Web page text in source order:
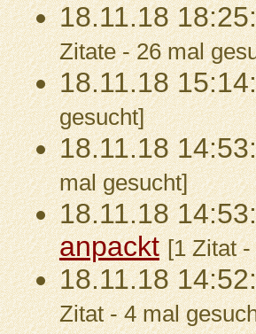
18.11.18
Zitate - 26 mal
18.11.18
gesucht]
18.11.18
mal gesucht]
18.11.18
anpackt [1 Zitat
18.11.18
Zitat - 4 mal